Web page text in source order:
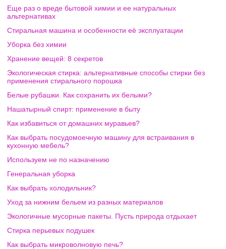
Еще раз о вреде бытовой химии и ее натуральных
альтернативах
Стиральная машина и особенности её эксплуатации
Уборка без химии
Хранение вещей: 8 секретов
Экологическая стирка: альтернативные способы стирки без
применения стирального порошка
Белые рубашки. Как сохранить их белыми?
Нашатырный спирт: применение в быту
Как избавиться от домашних муравьев?
Как выбрать посудомоечную машину для встраивания в
кухонную мебель?
Используем не по назначению
Генеральная уборка
Как выбрать холодильник?
Уход за нижним бельем из разных материалов
Экологичные мусорные пакеты. Пусть природа отдыхает
Стирка перьевых подушек
Как выбрать микроволновую печь?